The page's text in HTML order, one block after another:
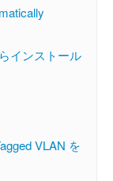
インストール
VLAN を